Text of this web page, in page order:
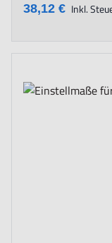
38,12 € Inkl.